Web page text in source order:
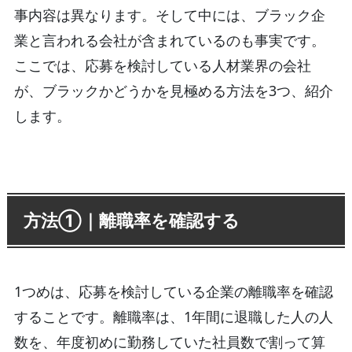
事内容は異なります。そして中には、ブラック企
業と言われる会社が含まれているのも事実です。
ここでは、応募を検討している人材業界の会社
が、ブラックかどうかを見極める方法を3つ、紹介
します。
方法①｜離職率を確認する
1つめは、応募を検討している企業の離職率を確認
することです。離職率は、1年間に退職した人の人
数を、年度初めに勤務していた社員数で割って算